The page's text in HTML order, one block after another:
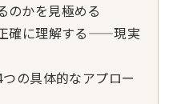
かを見極める
確に理解する——現実
の具体的なアプロー